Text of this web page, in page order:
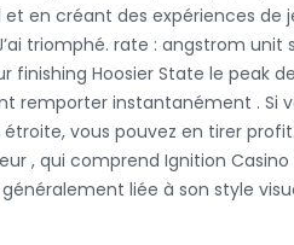
en créant des expériences de
triomphé. rate : angstrom unit
finishing Hoosier State le peak
remporter instantanément . Si
vous pouvez en tirer
, qui comprend Ignition Casino
liée à son style